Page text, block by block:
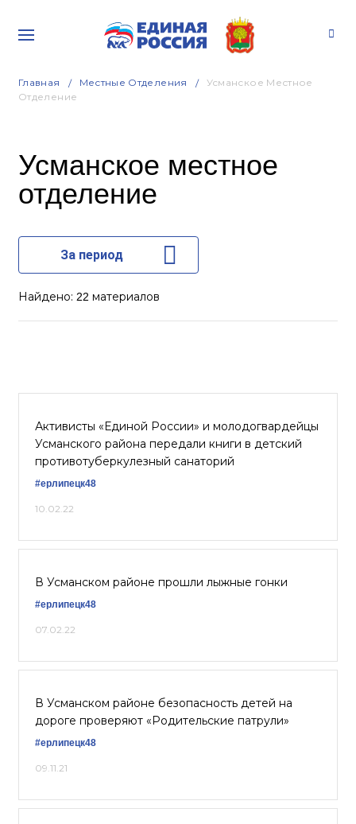
Главная Местные Отделения
Усманское Местное
Отделение
Усманское местное
отделение
За период
Найдено: 22 материалов
Активисты «Единой России» и молодогвардейцы
Усманского района передали книги в детский
противотуберкулезный санаторий
#ерлипецк48
10.02.22
В Усманском районе прошли лыжные гонки
#ерлипецк48
07.02.22
В Усманском районе безопасность детей на
дороге проверяют «Родительские патрули»
#ерлипецк48
09.11.21